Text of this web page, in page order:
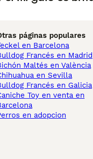
páginas populares
en Barcelona
Francés en Madrid
Maltés en València
en Sevilla
Francés en Galicia
Toy en venta en
en adopcion